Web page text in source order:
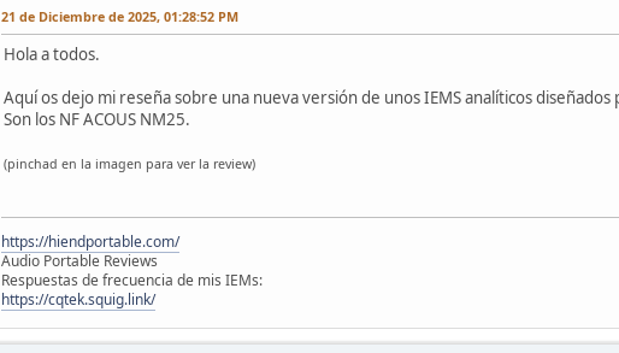
21 de Diciembre de 2025, 01:28:52 PM
Hola a todos.
Aquí os dejo mi reseña sobre una nueva versión de unos IEMS analíticos
Son los NF ACOUS NM25.
(pinchad en la imagen para ver la review)
https://hiendportable.com/
Audio Portable Reviews
Respuestas de frecuencia de mis IEMs:
https://cqtek.squig.link/